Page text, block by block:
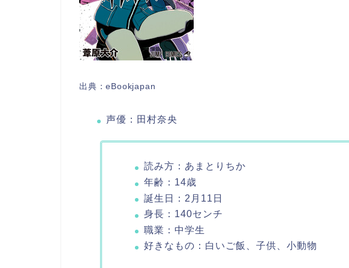
出典：eBookjapan
声優：田村奈央
読み方：あまとりちか
年齢：14歳
誕生日：2月11日
身長：140センチ
職業：中学生
好きなもの：白いご飯、子供、小動物